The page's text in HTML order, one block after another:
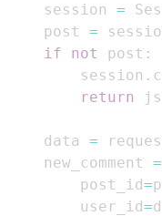
    session
=
    post
=
if
not post :
        session
.
return
    data
=
    new_comment
=
        post_id
=
        user_id
=